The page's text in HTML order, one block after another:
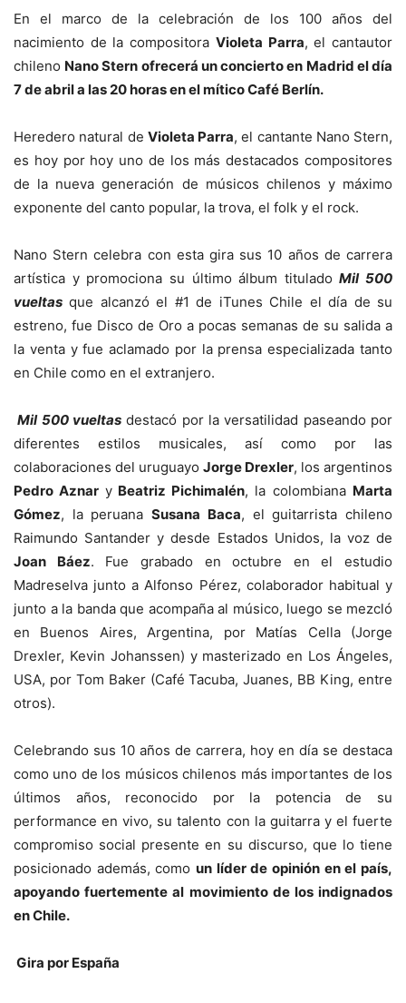
En el marco de la celebración de los 100 años del
nacimiento de la compositora Violeta Parra, el cantautor
chileno Nano Stern ofrecerá un concierto en Madrid el día
7 de abril a las 20 horas en el mítico Café Berlín.
Heredero natural de Violeta Parra, el cantante Nano Stern,
es hoy por hoy uno de los más destacados compositores
de la nueva generación de músicos chilenos y máximo
exponente del canto popular, la trova, el folk y el rock.
Nano Stern celebra con esta gira sus 10 años de carrera
artística y promociona su último álbum tituladoMil 500
vueltas que alcanzó el #1 de iTunes Chile el día de su
estreno, fue Disco de Oro a pocas semanas de su salida a
la venta y fue aclamado por la prensa especializada tanto
en Chile como en el extranjero.
Mil 500 vueltas destacó por la versatilidad paseando por
diferentes estilos musicales, así como por las
colaboraciones del uruguayo Jorge Drexler, los argentinos
Pedro Aznar yBeatriz Pichimalén, la colombiana Marta
Gómez, la peruanaSusana Baca, el guitarrista chileno
Raimundo Santander y desde Estados Unidos, la voz de
Joan Báez. Fue grabado en octubre en el estudio
Madreselva junto a Alfonso Pérez, colaborador habitual y
junto a la banda que acompaña al músico, luego se mezcló
en Buenos Aires, Argentina, por Matías Cella (Jorge
Drexler, Kevin Johanssen) y masterizado en Los Ángeles,
USA, por Tom Baker (Café Tacuba, Juanes, BB King, entre
otros).
Celebrando sus 10 años de carrera, hoy en día se destaca
como uno de los músicos chilenos más importantes de los
últimos años, reconocido por la potencia de su
performance en vivo, su talento con la guitarra y el fuerte
compromiso social presente en su discurso, que lo tiene
posicionado además, como un líder de opinión en el país,
apoyando fuertemente al movimiento de los indignados
en Chile.
Gira por España